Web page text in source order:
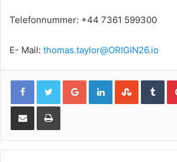
Telefonnummer: +44 7361 599300
E- Mail: thomas.taylor@ORIGIN26.io
Google+LinkedIn
Share via Email Print